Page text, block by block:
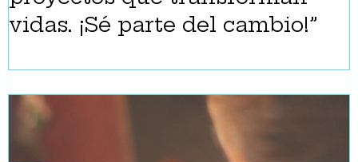
vidas. ¡Sé parte del cambio!”